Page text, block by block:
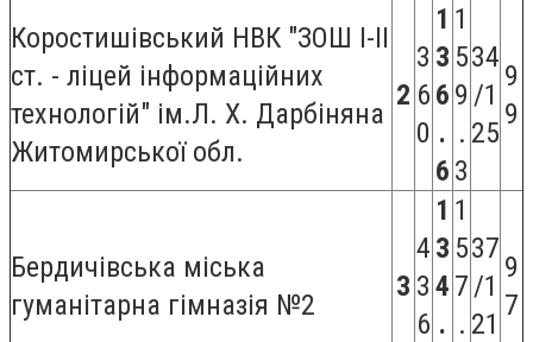
Коростишівський НВК "ЗОШ І-ІІ
ст. - ліцей інформаційних
технологій" ім.Л. Х. Дарбіняна
Житомирської обл.
2
3
6
0
1
3
6
.
6
1
5
9
.
3
34
/1
25
9
9
Бердичівська міська
гуманітарна гімназія №2
3
4
3
6
1
3
4
.
1
5
7
.
37
/1
21
9
7